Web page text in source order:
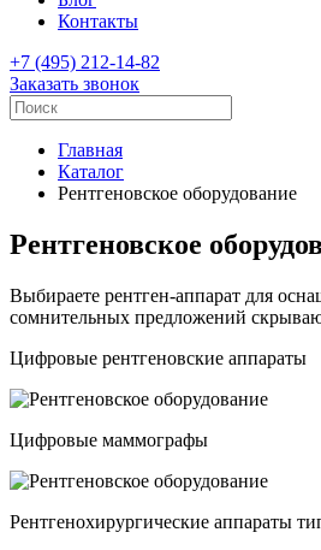
Контакты
+7 (495) 212-14-82
Заказать звонок
Главная
Каталог
Рентгеновское оборудование
Рентгеновское
Выбираете рентген-аппарат для
сомнительных предложений
Цифровые рентгеновские аппараты
Цифровые маммографы
Рентгенохирургические аппараты